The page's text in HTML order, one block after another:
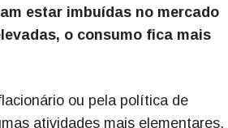
estar imbuídas no mercado
o consumo fica mais
ou pela política de
atividades mais elementares,